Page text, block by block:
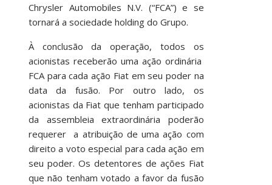
Chrysler Automobiles N.V. (“FCA”) e se
tornará a sociedade holding do Grupo.
À conclusão da operação, todos os
acionistas receberão uma ação ordinária
FCA para cada ação Fiat em seu poder na
data da fusão. Por outro lado, os
acionistas da Fiat que tenham participado
da assembleia extraordinária poderão
requerer a atribuição de uma ação com
direito a voto especial para cada ação em
seu poder. Os detentores de ações Fiat
que não tenham votado a favor da fusão